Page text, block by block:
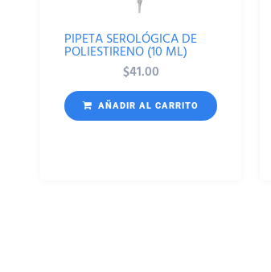
PIPETA SEROLÓGICA DE
POLIESTIRENO (10 ML)
$41.00
AÑADIR AL CARRITO